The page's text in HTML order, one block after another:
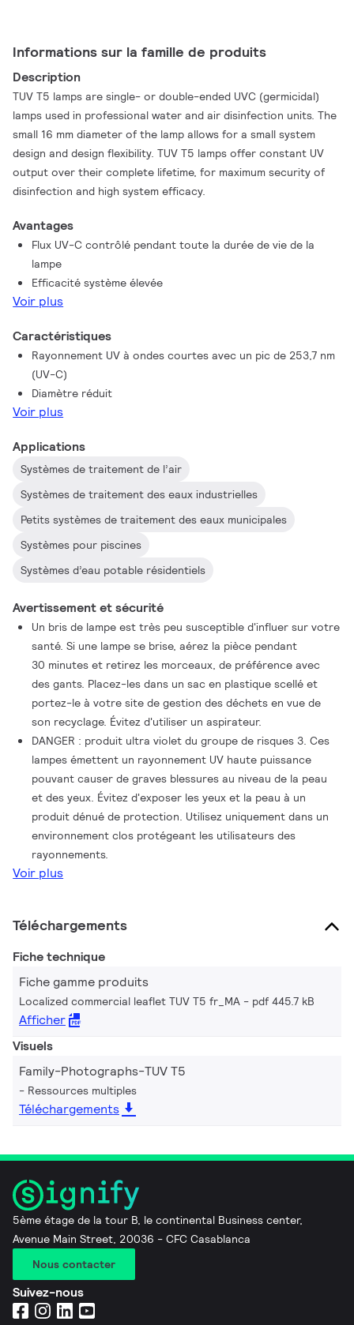
Informations sur la famille de produits
Description
TUV T5 lamps are single- or double-ended UVC (germicidal)
lamps used in professional water and air disinfection units. The
small 16 mm diameter of the lamp allows for a small system
design and design flexibility. TUV T5 lamps offer constant UV
output over their complete lifetime, for maximum security of
disinfection and high system efficacy.
Avantages
Flux UV-C contrôlé pendant toute la durée de vie de la
lampe
Efficacité système élevée
Voir plus
Caractéristiques
Rayonnement UV à ondes courtes avec un pic de 253,7 nm
(UV-C)
Diamètre réduit
Voir plus
Applications
Systèmes de traitement de l’air
Systèmes de traitement des eaux industrielles
Petits systèmes de traitement des eaux municipales
Systèmes pour piscines
Systèmes d’eau potable résidentiels
Avertissement et sécurité
Un bris de lampe est très peu susceptible d'influer sur votre
santé. Si une lampe se brise, aérez la pièce pendant
30 minutes et retirez les morceaux, de préférence avec
des gants. Placez-les dans un sac en plastique scellé et
portez-le à votre site de gestion des déchets en vue de
son recyclage. Évitez d'utiliser un aspirateur.
DANGER : produit ultra violet du groupe de risques 3. Ces
lampes émettent un rayonnement UV haute puissance
pouvant causer de graves blessures au niveau de la peau
et des yeux. Évitez d'exposer les yeux et la peau à un
produit dénué de protection. Utilisez uniquement dans un
environnement clos protégeant les utilisateurs des
rayonnements.
Voir plus
Téléchargements
Fiche technique
Fiche gamme produits
Localized commercial leaflet TUV T5 fr_MA pdf 445.7 kB
Afficher
Visuels
Family-Photographs-TUV T5
Ressources multiples
Téléchargements
5ème étage de la tour B, le continental Business center,
Avenue Main Street, 20036 - CFC Casablanca
Nous contacter
Suivez-nous